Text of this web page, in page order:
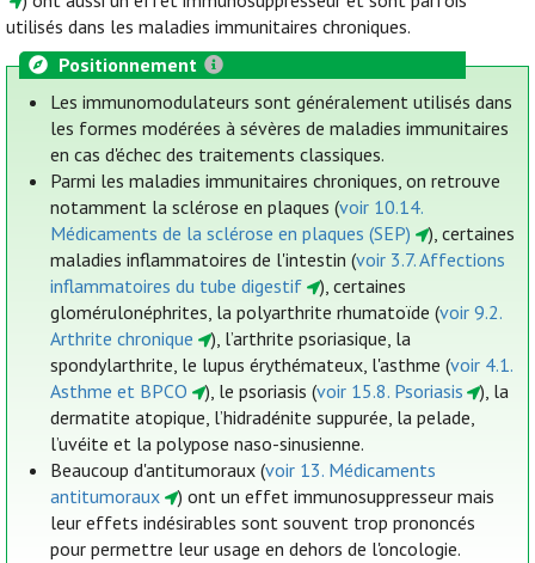
utilisés dans les maladies immunitaires chroniques.
Positionnement
Les immunomodulateurs sont généralement utilisés dans
les formes modérées à sévères de maladies immunitaires
en cas d'échec des traitements classiques.
Parmi les maladies immunitaires chroniques, on retrouve
notamment la sclérose en plaques (voir 10.14.
Médicaments de la sclérose en plaques (SEP)
), certaines
maladies inflammatoires de l'intestin (voir 3.7. Affections
inflammatoires du tube digestif
), certaines
glomérulonéphrites, la polyarthrite rhumatoïde (voir 9.2.
Arthrite chronique
), l’arthrite psoriasique, la
spondylarthrite, le lupus érythémateux, l'asthme (voir 4.1.
Asthme et BPCO
), le psoriasis (voir 15.8. Psoriasis
), la
dermatite atopique, l’hidradénite suppurée, la pelade,
l’uvéite et la polypose naso-sinusienne.
Beaucoup d'antitumoraux (voir 13. Médicaments
antitumoraux
) ont un effet immunosuppresseur mais
leur effets indésirables sont souvent trop prononcés
pour permettre leur usage en dehors de l'oncologie.